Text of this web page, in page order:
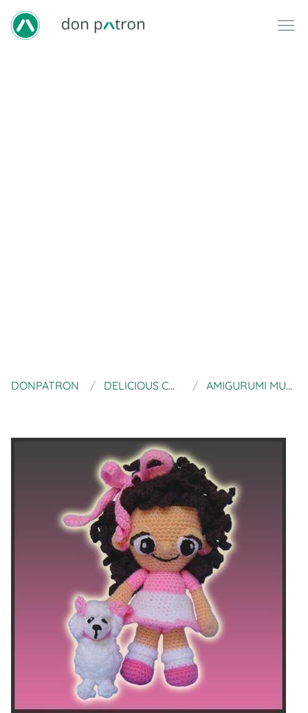
DONPATRON DELICIOUS CROCHET AMIGURUMI MUÑEQUITA